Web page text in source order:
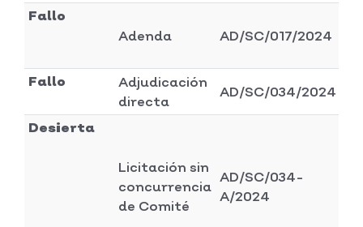
Fallo
Adenda AD/SC/017/2024
Fallo
Adjudicación
directa
AD/SC/034/2024
Desierta
Licitación sin
concurrencia
de Comité
AD/SC/034-
A/2024